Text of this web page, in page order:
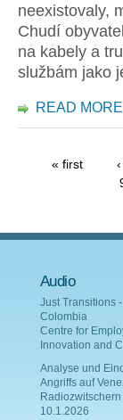
neexistovaly,
Chudí
na kabely a
službám jako
READ MORE
« first
Audio
Just Transitions
Colombia
Centre for
Innovation and
Analyse und
Angriffs auf
10.1.2026